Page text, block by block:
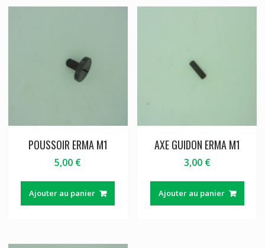
POUSSOIR ERMA M1
5,00 €
Ajouter au panier
AXE GUIDON ERMA M1
3,00 €
Ajouter au panier